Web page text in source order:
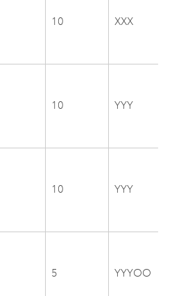
10 XXX
10 YYY
10 YYY
5 YYYOO